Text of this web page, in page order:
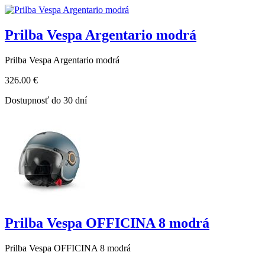
Prilba Vespa Argentario modrá
Prilba Vespa Argentario modrá
326.00 €
Dostupnosť do 30 dní
Prilba Vespa OFFICINA 8 modrá
Prilba Vespa OFFICINA 8 modrá